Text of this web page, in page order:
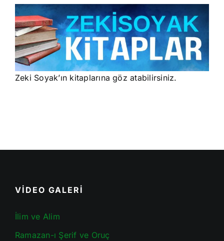
Zeki Soyak’ın kitaplarına göz atabilirsiniz.
VİDEO GALERİ
İlim ve Alim
Ramazan-ı Şerif ve Oruç